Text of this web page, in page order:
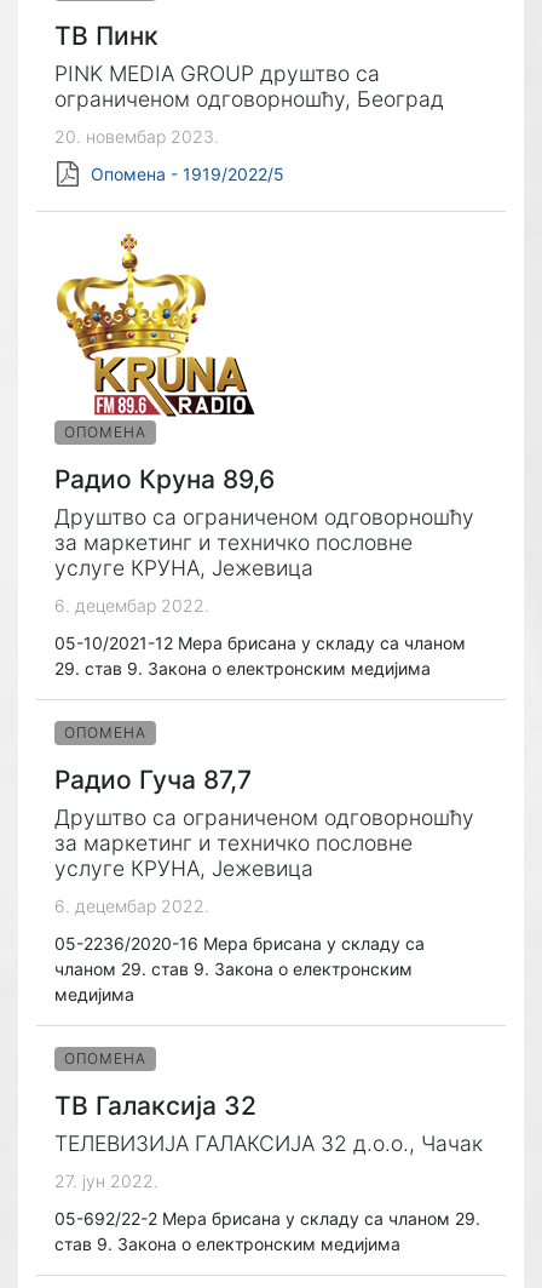
ТВ Пинк
PINK MEDIA GROUP друштво са
ограниченом одговорношћу, Београд
20. новембар 2023.
Опомена - 1919/2022/5
ОПОМЕНА
Радио Круна 89,6
Друштво са ограниченом одговорношћу
за маркетинг и техничко пословне
услуге КРУНА, Јежевица
6. децембар 2022.
05-10/2021-12 Мера брисана у складу са чланом
29. став 9. Закона о електронским медијима
ОПОМЕНА
Радио Гуча 87,7
Друштво са ограниченом одговорношћу
за маркетинг и техничко пословне
услуге КРУНА, Јежевица
6. децембар 2022.
05-2236/2020-16 Мера брисана у складу са
чланом 29. став 9. Закона о електронским
медијима
ОПОМЕНА
ТВ Галаксија 32
ТЕЛЕВИЗИЈА ГАЛАКСИЈА 32 д.о.о., Чачак
27. јун 2022.
05-692/22-2 Мера брисана у складу са чланом 29.
став 9. Закона о електронским медијима